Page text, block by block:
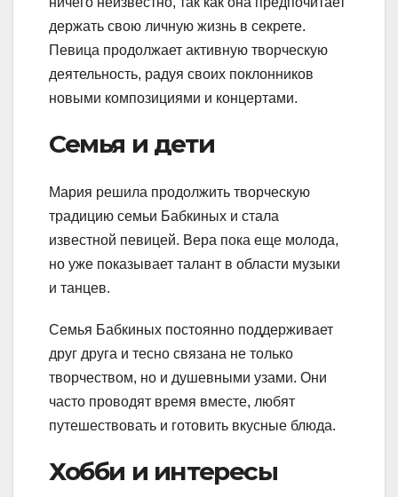
держать свою личную жизнь в секрете.
Певица продолжает активную творческую
деятельность, радуя своих поклонников
новыми композициями и концертами.
Семья и дети
Мария решила продолжить творческую
традицию семьи Бабкиных и стала
известной певицей. Вера пока еще молода,
но уже показывает талант в области музыки
и танцев.
Семья Бабкиных постоянно поддерживает
друг друга и тесно связана не только
творчеством, но и душевными узами. Они
часто проводят время вместе, любят
путешествовать и готовить вкусные блюда.
Хобби и интересы